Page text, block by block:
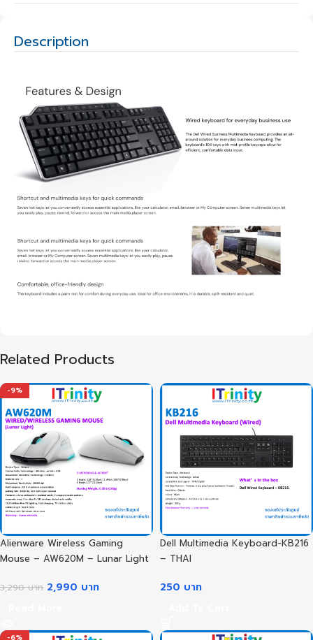
Description
Related Products
-9%
Alienware Wireless Gaming
Mouse – AW620M – Lunar Light
3,290บาท 2,990 บาท
Dell Multimedia Keyboard-KB216
– THAI
250 บาท
-6%